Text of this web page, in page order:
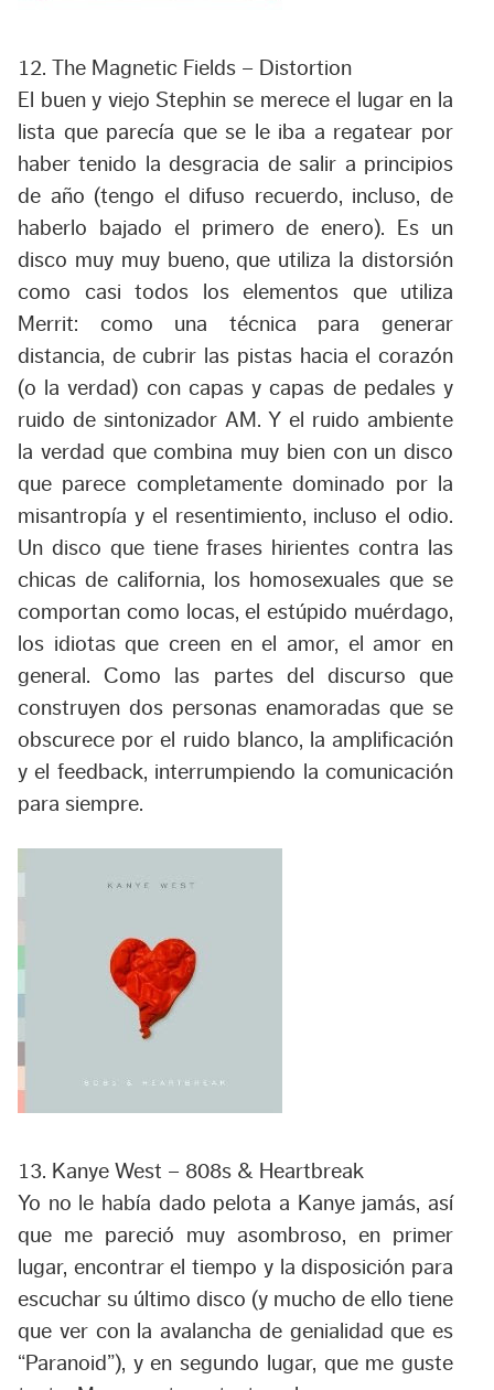
12. The Magnetic Fields – Distortion
El buen y viejo Stephin se merece el lugar en la
lista que parecía que se le iba a regatear por
haber tenido la desgracia de salir a principios
de año (tengo el difuso recuerdo, incluso, de
haberlo bajado el primero de enero). Es un
disco muy muy bueno, que utiliza la distorsión
como casi todos los elementos que utiliza
Merrit: como una técnica para generar
distancia, de cubrir las pistas hacia el corazón
(o la verdad) con capas y capas de pedales y
ruido de sintonizador AM. Y el ruido ambiente
la verdad que combina muy bien con un disco
que parece completamente dominado por la
misantropía y el resentimiento, incluso el odio.
Un disco que tiene frases hirientes contra las
chicas de california, los homosexuales que se
comportan como locas, el estúpido muérdago,
los idiotas que creen en el amor, el amor en
general. Como las partes del discurso que
construyen dos personas enamoradas que se
obscurece por el ruido blanco, la amplificación
y el feedback, interrumpiendo la comunicación
para siempre.
13. Kanye West – 808s & Heartbreak
Yo no le había dado pelota a Kanye jamás, así
que me pareció muy asombroso, en primer
lugar, encontrar el tiempo y la disposición para
escuchar su último disco (y mucho de ello tiene
que ver con la avalancha de genialidad que es
“Paranoid”), y en segundo lugar, que me guste